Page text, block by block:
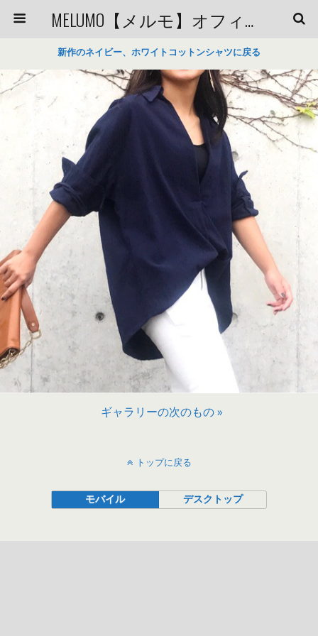
MELUMO【メルモ】オフィシャルブログ
新作のネイビー、ホワイトコットンシャツに戻る
ギャラリーの次のもの »
トップに戻る
モバイル デスクトップ